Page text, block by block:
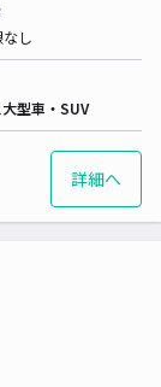
し
大型車・SUV
詳細へ